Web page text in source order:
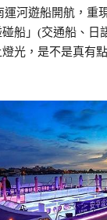
運河遊船開航，重
船」 (交通船、日
光，是不是真有